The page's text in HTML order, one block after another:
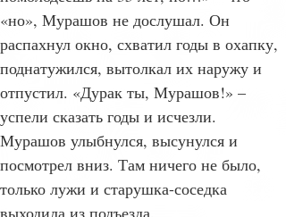
помолодеешь на 35 лет, но…» – что
«но», Мурашов не дослушал. Он
распахнул окно, схватил годы в охапку,
поднатужился, вытолкал их наружу и
отпустил. «Дурак ты, Мурашов!» –
успели сказать годы и исчезли.
Мурашов улыбнулся, высунулся и
посмотрел вниз. Там ничего не было,
только лужи и старушка-соседка